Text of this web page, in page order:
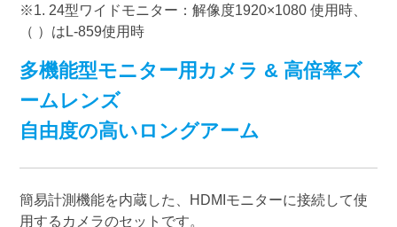
※1. 24型ワイドモニター：解像度1920×1080 使用時、
（ ）はL-859使用時
多機能型モニター用カメラ & 高倍率ズ
ームレンズ
自由度の高いロングアーム
簡易計測機能を内蔵した、HDMIモニターに接続して使
用するカメラのセットです。